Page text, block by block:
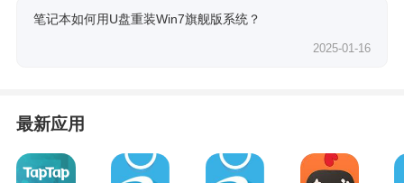
笔记本如何用U盘重装Win7旗舰版系统？
2025-01-16
最新应用